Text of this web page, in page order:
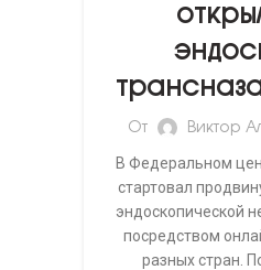
От Виктор
В Федеральном
стартовал
эндоскопической
посредством
разных стран.